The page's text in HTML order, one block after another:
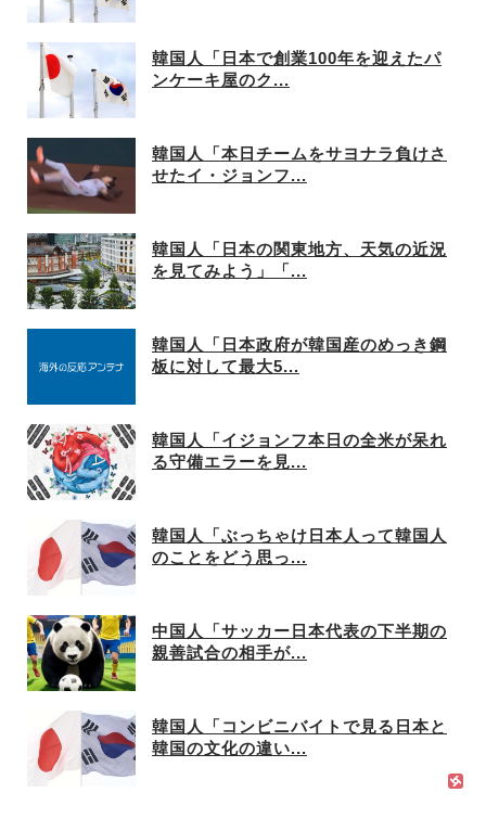
韓国人「日本で創業100年を迎えたパ
ンケーキ屋のク...
韓国人「本日チームをサヨナラ負けさ
せたイ・ジョンフ...
韓国人「日本の関東地方、天気の近況
を見てみよう」「...
韓国人「日本政府が韓国産のめっき鋼
板に対して最大5...
韓国人「イジョンフ本日の全米が呆れ
る守備エラーを見...
韓国人「ぶっちゃけ日本人って韓国人
のことをどう思っ...
中国人「サッカー日本代表の下半期の
親善試合の相手が...
韓国人「コンビニバイトで見る日本と
韓国の文化の違い...